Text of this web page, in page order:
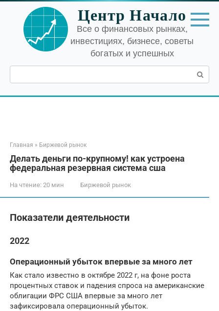
Перейти
контенту
Центр Начало
Все о финансовых рынках,
инвестициях, бизнесе, советы
богатых и успешных
Поиск:
Главная » Биржевой рынок
Делать деньги по-крупному! как устроена
федеральная резервная система сша
На чтение: 20 мин Биржевой рынок
Показатели деятельности
2022
Операционный убыток впервые за много лет
Как стало известно в октябре 2022 г, на фоне роста
процентных ставок и падения спроса на американские
облигации ФРС США впервые за много лет
зафиксировала операционный убыток.